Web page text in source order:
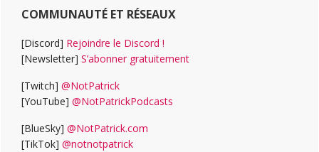
COMMUNAUTÉ ET RÉSEAUX
[Discord] Rejoindre le Discord !
[Newsletter] S’abonner gratuitement
[Twitch] @NotPatrick
[YouTube] @NotPatrickPodcasts
[BlueSky] @NotPatrick.com
[TikTok] @notnotpatrick